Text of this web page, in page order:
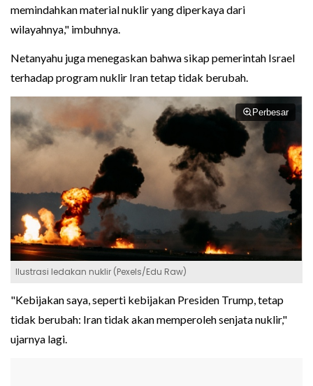
memindahkan material nuklir yang diperkaya dari
wilayahnya," imbuhnya.
Netanyahu juga menegaskan bahwa sikap pemerintah Israel
terhadap program nuklir Iran tetap tidak berubah.
Perbesar
Ilustrasi ledakan nuklir (Pexels/Edu Raw)
"Kebijakan saya, seperti kebijakan Presiden Trump, tetap
tidak berubah: Iran tidak akan memperoleh senjata nuklir,"
ujarnya lagi.